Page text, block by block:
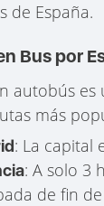
de España.
Bus por
autobús es
más
: La capital
: A solo 3
de fin